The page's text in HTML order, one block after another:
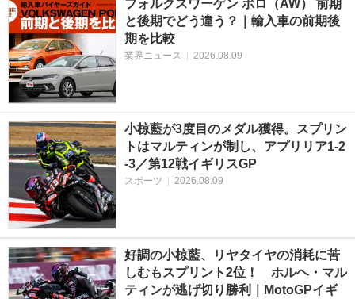
フォルクスワーゲン ポロ（AW） 前期
と後期でどう違う？｜輸入車の前期後
期を比較
業界ニュース | 2026.08.09
小椋藍が3度目のメダル獲得。スプリン
トはマルティンが制し、アプリリア1-2
-3／第12戦イギリスGP
スポーツ | 2026.08.09
好調の小椋藍、リヤタイヤの消耗に苦
しむもスプリント2位！ ホルヘ・マル
ティンが逃げ切り勝利｜MotoGPイギ